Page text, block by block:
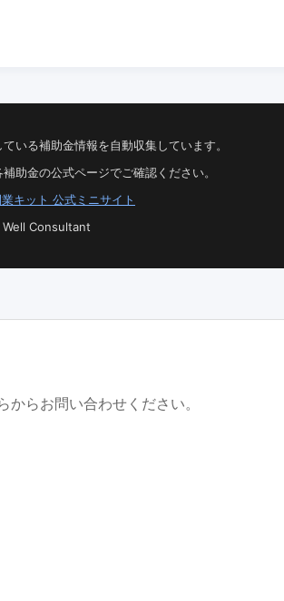
いる補助金情報を自動収集しています。
助金の公式ページでご確認ください。
キット 公式ミニサイト
Consultant
らお問い合わせください。